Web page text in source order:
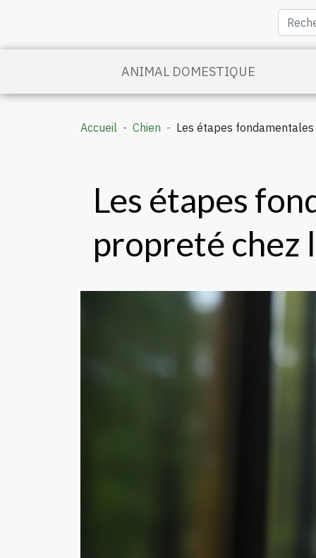
ANIMAL DOMESTIQUE
Accueil Chien Les étapes
Les étapes
propreté chez